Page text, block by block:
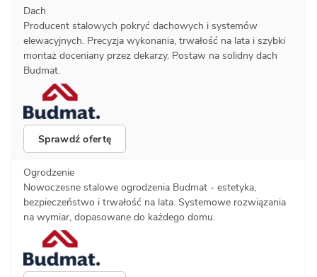
Dach
Producent stalowych pokryć dachowych i systemów
elewacyjnych. Precyzja wykonania, trwałość na lata i szybki
montaż doceniany przez dekarzy. Postaw na solidny dach
Budmat.
Sprawdź ofertę
Ogrodzenie
Nowoczesne stalowe ogrodzenia Budmat - estetyka,
bezpieczeństwo i trwałość na lata. Systemowe rozwiązania
na wymiar, dopasowane do każdego domu.